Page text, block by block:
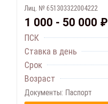
Лиц. № 651303322004222
1 000 - 50 000 ₽
ПСК
Ставка в день
Срок
Возраст
Документы: Паспорт